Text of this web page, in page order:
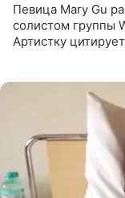
Певица Mary Gu
солистом группы
Артистку